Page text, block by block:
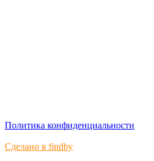
Политика конфиденциальности
Сделано в findby